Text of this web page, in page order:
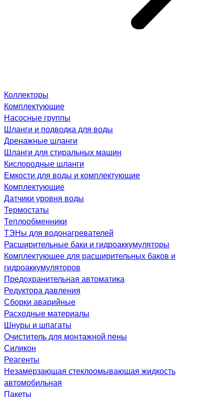
Коллекторы
Комплектующие
Насосные группы
Шланги и подводка для воды
Дренажные шланги
Шланги для стиральных машин
Кислородные шланги
Емкости для воды и комплектующие
Комплектующие
Датчики уровня воды
Термостаты
Теплообменники
ТЭНы для водонагревателей
Расширительные баки и гидроаккумуляторы
Комплектующее для расширительных баков и
гидроаккумуляторов
Предохранительная автоматика
Редуктора давления
Сборки аварийные
Расходные материалы
Шнуры и шпагаты
Очиститель для монтажной пены
Силикон
Реагенты
Незамерзающая стеклоомывающая жидкость
автомобильная
Пакеты